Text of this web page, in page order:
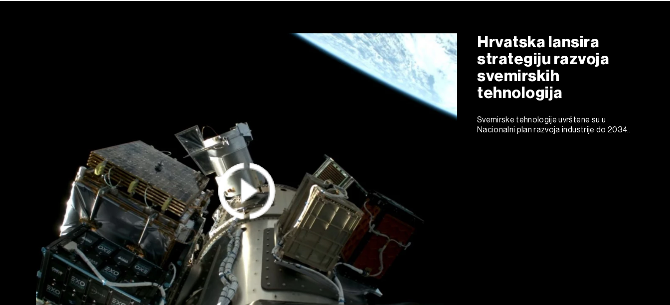
Hrvatska lansira
strategiju razvoja
svemirskih
tehnologija
Svemirske tehnologije uvrštene su u
Nacionalni plan razvoja industrije do 2034..